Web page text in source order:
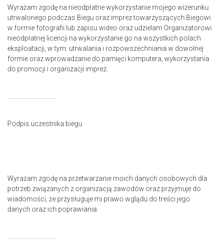
Wyrażam zgodę na nieodpłatne wykorzystanie mojego wizerunku
utrwalonego podczas Biegu oraz imprez towarzyszących Biegowi
w formie fotografii lub zapisu wideo oraz udzielam Organizatorowi
nieodpłatnej licencji na wykorzystanie go na wszystkich polach
eksploatacji, w tym: utrwalania i rozpowszechniania w dowolnej
formie oraz wprowadzanie do pamięci komputera, wykorzystania
do promocji i organizacji imprez.
Podpis uczestnika biegu
Wyrażam zgodę na przetwarzanie moich danych osobowych dla
potrzeb związanych z organizacją zawodów oraz przyjmuje do
wiadomości, że przysługuje mi prawo wglądu do treści jego
danych oraz ich poprawiania.